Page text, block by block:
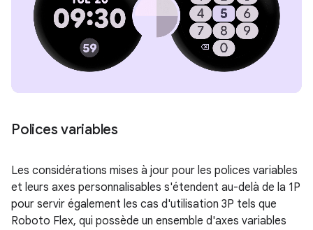
Polices variables
Les considérations mises à jour pour les polices variables
et leurs axes personnalisables s'étendent au-delà de la 1P
pour servir également les cas d'utilisation 3P tels que
Roboto Flex, qui possède un ensemble d'axes variables